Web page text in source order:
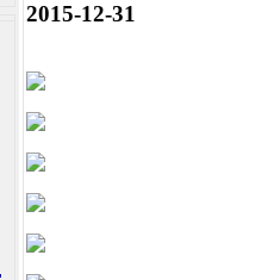
2015-12-31